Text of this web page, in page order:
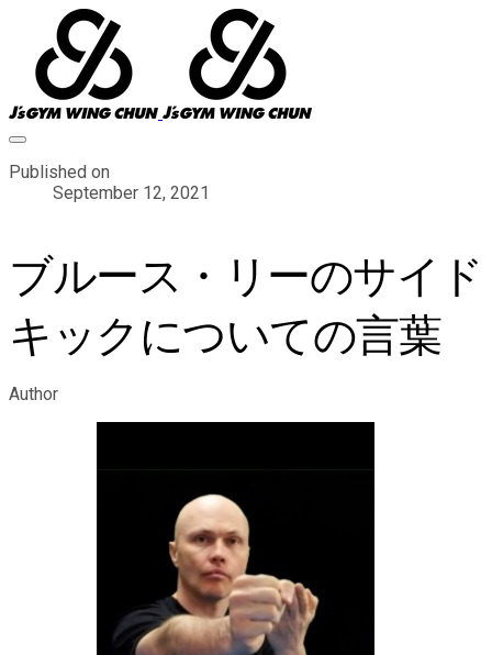
Published on
September 12, 2021
ブルース・リーのサイド
キックについての言葉
Author